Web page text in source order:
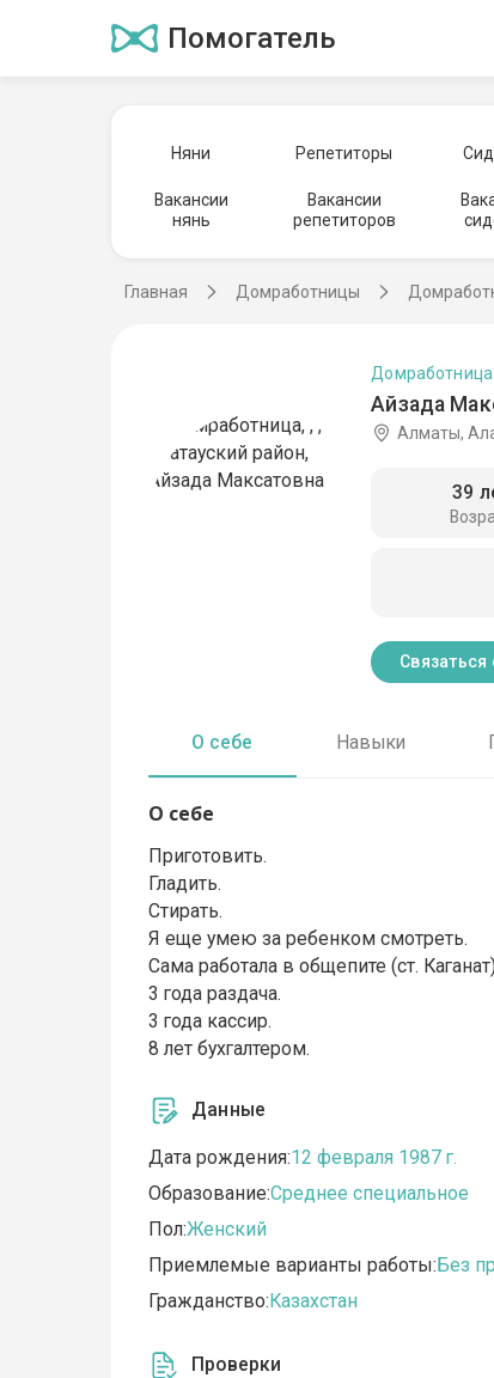
Помогатель
Няни Репетиторы
Вакансии
нянь
Вакансии
репетиторов
Главная Домработницы
Айзада
Домработница
Алматы,
39
Связаться
О себе Навыки
О себе
Приготовить.
Гладить.
Стирать.
Я еще умею за ребенком смотреть.
Сама работала в общепите (ст.
3 года раздача.
3 года кассир.
8 лет бухгалтером.
Данные
Дата рождения:12 февраля 1987 г.
Образование:Среднее специальное
Пол:Женский
Приемлемые варианты работы:Без
Гражданство:Казахстан
Проверки